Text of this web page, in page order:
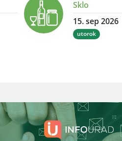
Sklo
15. sep 2026
utorok